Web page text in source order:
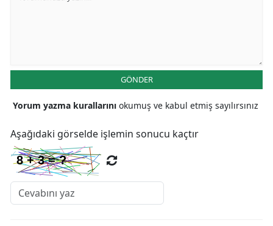
GÖNDER
Yorum yazma kurallarını okumuş ve kabul etmiş sayılırsınız
Aşağıdaki görselde işlemin sonucu kaçtır